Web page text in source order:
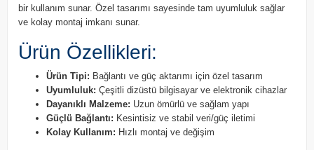
bir kullanım sunar. Özel tasarımı sayesinde tam uyumluluk sağlar
ve kolay montaj imkanı sunar.
Ürün Özellikleri:
Ürün Tipi: Bağlantı ve güç aktarımı için özel tasarım
Uyumluluk: Çeşitli dizüstü bilgisayar ve elektronik cihazlar
Dayanıklı Malzeme: Uzun ömürlü ve sağlam yapı
Güçlü Bağlantı: Kesintisiz ve stabil veri/güç iletimi
Kolay Kullanım: Hızlı montaj ve değişim